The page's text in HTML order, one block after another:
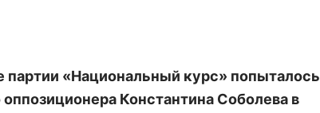
партии «Национальный курс» попыталось
Константина Соболева в